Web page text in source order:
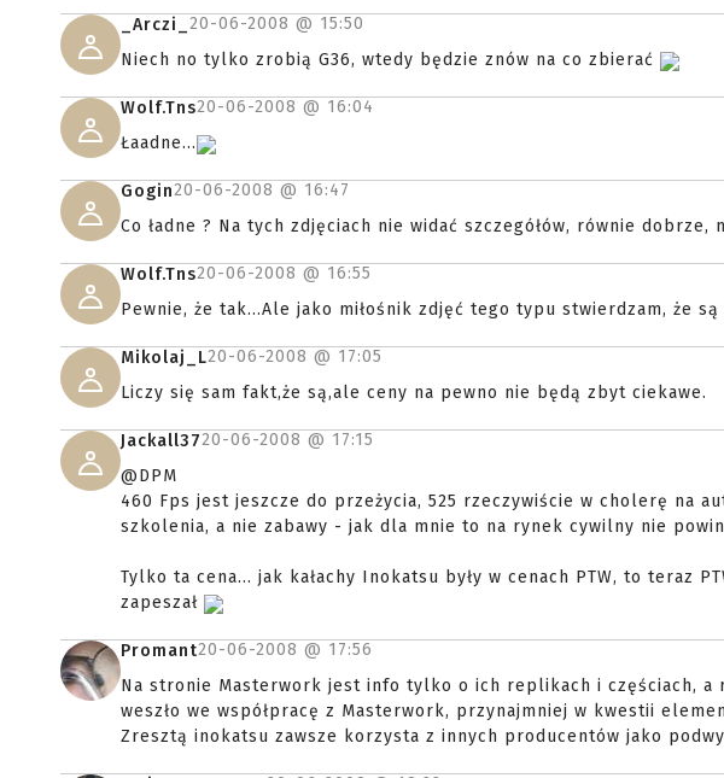
_Arczi_ 20-06-2008 @ 15:50
Niech no tylko zrobią G36, wtedy będzie znów na co zbierać
Wolf.Tns20-06-2008 @ 16:04
Łaadne...
Gogin20-06-2008 @ 16:47
Co ładne ? Na tych zdjęciach nie widać szczegółów, równie dobrze,
Wolf.Tns20-06-2008 @ 16:55
Pewnie, że tak...Ale jako miłośnik zdjęć tego typu stwierdzam, że
Mikolaj_L20-06-2008 @ 17:05
Liczy się sam fakt,że są,ale ceny na pewno nie będą zbyt ciekawe.
Jackall3720-06-2008 @ 17:15
@DPM
460 Fps jest jeszcze do przeżycia, 525 rzeczywiście w cholerę na
szkolenia, a nie zabawy - jak dla mnie to na rynek cywilny nie
Tylko ta cena... jak kałachy Inokatsu były w cenach PTW, to teraz
zapeszał
Promant20-06-2008 @ 17:56
Na stronie Masterwork jest info tylko o ich replikach i częściach, a
weszło we współpracę z Masterwork, przynajmniej w kwestii
Zresztą inokatsu zawsze korzysta z innych producentów jako